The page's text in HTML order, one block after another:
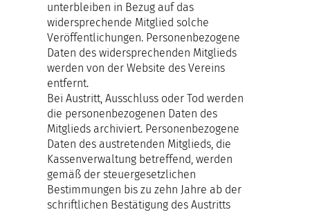
unterbleiben in Bezug auf das
widersprechende Mitglied solche
Veröffentlichungen. Personenbezogene
Daten des widersprechenden Mitglieds
werden von der Website des Vereins
entfernt.
Bei Austritt, Ausschluss oder Tod werden
die personenbezogenen Daten des
Mitglieds archiviert. Personenbezogene
Daten des austretenden Mitglieds, die
Kassenverwaltung betreffend, werden
gemäß der steuergesetzlichen
Bestimmungen bis zu zehn Jahre ab der
schriftlichen Bestätigung des Austritts